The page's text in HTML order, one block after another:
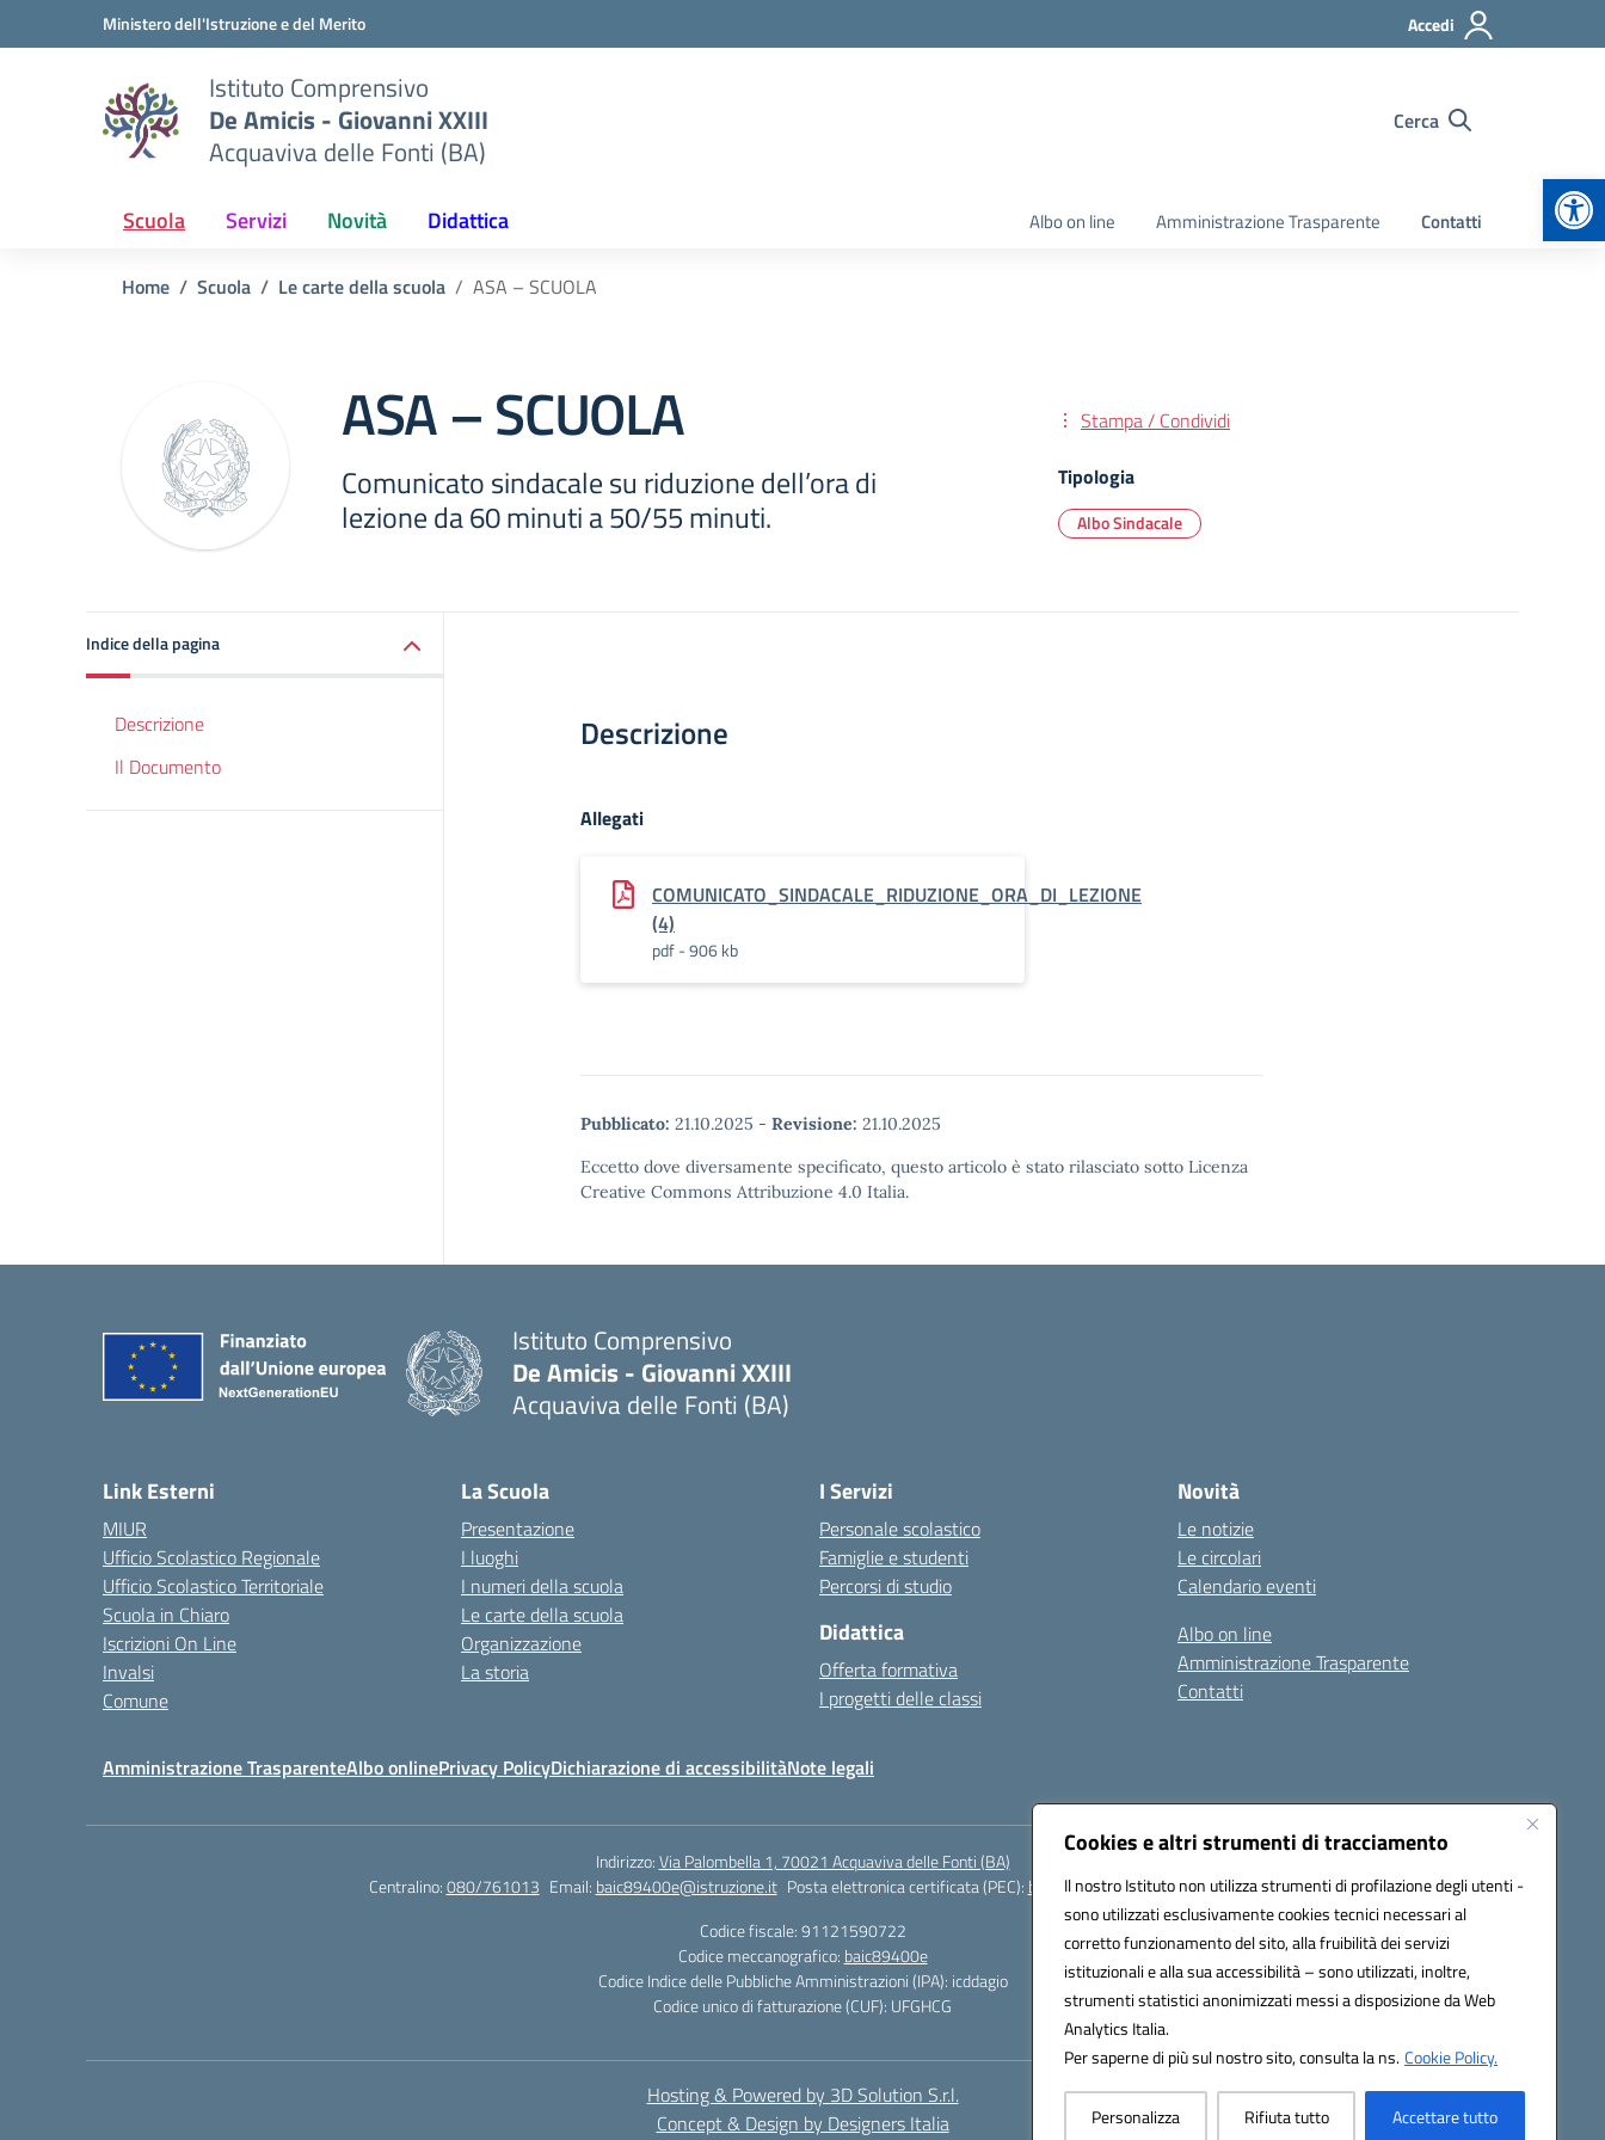
Cookies e altri strumenti di tracciamento
Il nostro Istituto non utilizza strumenti di profilazione degli utenti -
sono utilizzati esclusivamente cookies tecnici necessari al
corretto funzionamento del sito, alla fruibilità dei servizi
istituzionali e alla sua accessibilità – sono utilizzati, inoltre,
strumenti statistici anonimizzati messi a disposizione da Web
Analytics Italia.
Per saperne di più sul nostro sito, consulta la ns.Cookie Policy.
Personalizza Rifiuta tutto Accettare tutto
Vai ai contenuti
Vai al menu di navigazioneMinistero dell'Istruzione e del Merito Accedi
Istituto Comprensivo
De Amicis - Giovanni XXIII
Acquaviva delle Fonti (BA)
Cerca
Scuola Servizi Novità Didattica Albo on line Amministrazione Trasparente Contatti
Home Scuola Le carte della scuola ASA – SCUOLA
ASA – SCUOLA
Comunicato sindacale su riduzione dell’ora di
lezione da 60 minuti a 50/55 minuti.
Stampa / Condividi
Tipologia
Albo Sindacale
Indice della pagina
Descrizione
Il Documento
Descrizione
Allegati
COMUNICATO_SINDACALE_RIDUZIONE_ORA_DI_LEZIONE
(4)
pdf - 906 kb
Pubblicato: 21.10.2025 - Revisione: 21.10.2025
Eccetto dove diversamente specificato, questo articolo è stato rilasciato sotto Licenza
Creative Commons Attribuzione 4.0 Italia.
Istituto Comprensivo
De Amicis - Giovanni XXIII
Acquaviva delle Fonti (BA)
Link Esterni
MIUR
Ufficio Scolastico Regionale
Ufficio Scolastico Territoriale
Scuola in Chiaro
Iscrizioni On Line
Invalsi
Comune
La Scuola
Presentazione
I luoghi
I numeri della scuola
Le carte della scuola
Organizzazione
La storia
I Servizi
Personale scolastico
Famiglie e studenti
Percorsi di studio
Didattica
Offerta formativa
I progetti delle classi
Novità
Le notizie
Le circolari
Calendario eventi
Albo on line
Amministrazione Trasparente
Contatti
Amministrazione TrasparenteAlbo onlinePrivacy PolicyDichiarazione di accessibilitàNote legali
Indirizzo:Via Palombella 1, 70021 Acquaviva delle Fonti (BA)
Centralino:080/761013 Email: baic89400e@istruzione.it Posta elettronica certificata (PEC): baic89400e@pec.istruzione.it
Codice fiscale: 91121590722
Codice meccanografico: baic89400e
Codice Indice delle Pubbliche Amministrazioni (IPA): icddagio
Codice unico di fatturazione (CUF): UFGHCG
Hosting & Powered by 3D Solution S.r.l.
Concept & Design by Designers Italia